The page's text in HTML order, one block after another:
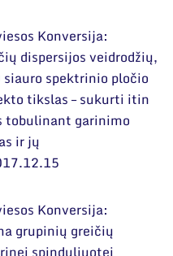
Konversija:
dispersijos veidrodžių,
spektrinio pločio
tikslas – sukurti itin
tobulinant garinimo
ir jų
Konversija:
grupinių greičių